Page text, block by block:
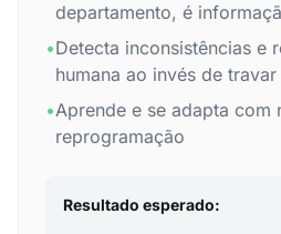
departamento, é
•Detecta inconsistências e
humana ao invés de travar
•Aprende e se adapta com
reprogramação
Resultado esperado: